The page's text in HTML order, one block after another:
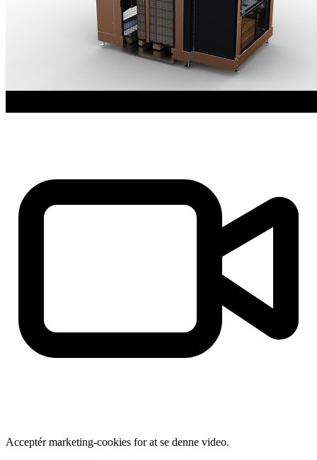
Acceptér marketing-cookies for at se denne video.